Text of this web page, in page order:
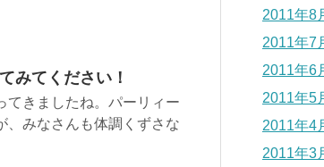
みてください！
てきましたね。パーリィー
、みなさんも体調くずさな
2011年8
2011年7
2011年6
2011年5
2011年4
2011年3